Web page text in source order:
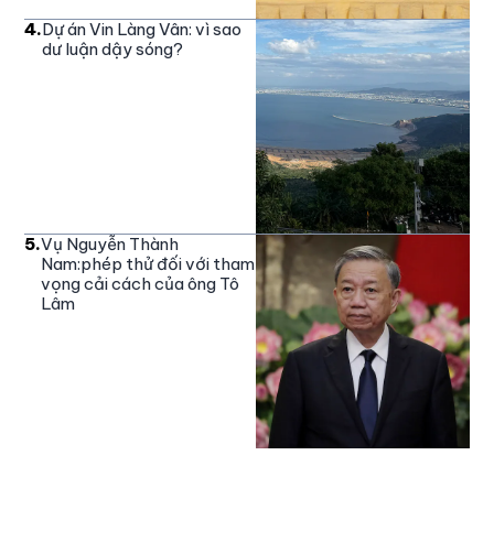
4.Dự án Vin Làng Vân: vì sao
dư luận dậy sóng?
5.Vụ Nguyễn Thành
Nam:phép thử đối với tham
vọng cải cách của ông Tô
Lâm